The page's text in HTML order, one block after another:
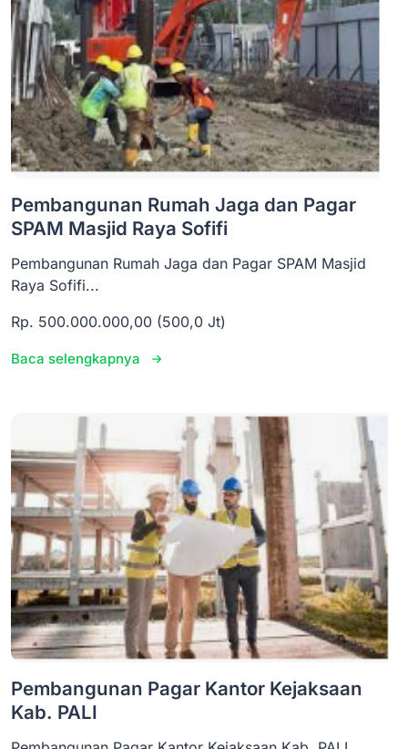
Pembangunan Rumah Jaga dan Pagar
SPAM Masjid Raya Sofifi
Pembangunan Rumah Jaga dan Pagar SPAM Masjid
Raya Sofifi...
Rp. 500.000.000,00 (500,0 Jt)
Baca selengkapnya
Pembangunan Pagar Kantor Kejaksaan
Kab. PALI